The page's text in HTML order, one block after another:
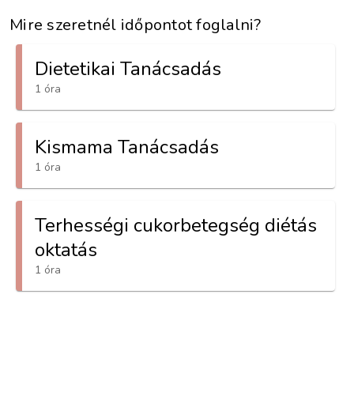
Mire szeretnél időpontot foglalni?
Dietetikai Tanácsadás
1 óra
Kismama Tanácsadás
1 óra
Terhességi cukorbetegség diétás
oktatás
1 óra